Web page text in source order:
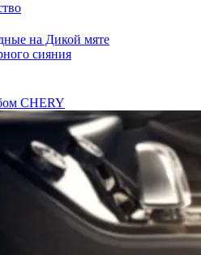
на Дикой мяте
сияния
CHERY